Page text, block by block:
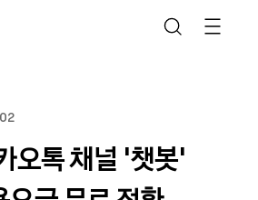
오톡 채널 ‘챗봇’